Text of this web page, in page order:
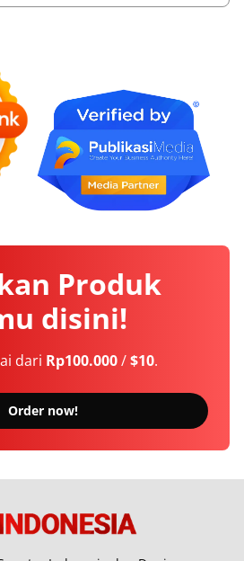
Produk
disini!
dari Rp100.000/$10.
Order now!